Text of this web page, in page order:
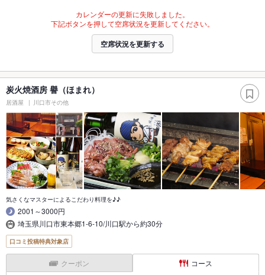
カレンダーの更新に失敗しました。
下記ボタンを押して空席状況を更新してください。
空席状況を更新する
炭火焼酒房 譽（ほまれ）
居酒屋 川口市その他
気さくなマスターによるこだわり料理を♪♪
2001～3000円
埼玉県川口市東本郷1-6-10/川口駅から約30分
口コミ投稿特典対象店
クーポン コース